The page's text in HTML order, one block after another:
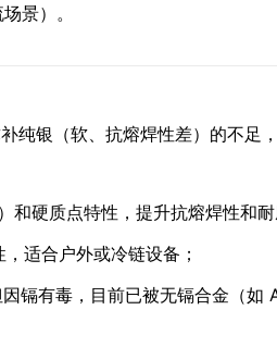
景）。
纯银（软、抗熔焊性差）的不足
硬质点特性，提升抗熔焊性和
适合户外或冷链设备；
镉有毒，目前已被无镉合金（如